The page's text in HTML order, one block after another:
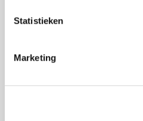
Statistieken
Marketing
Projecten per
Expertise